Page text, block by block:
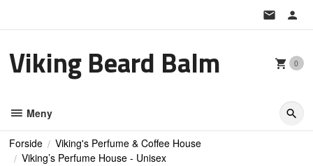
Viking Beard Balm 0
Meny
Forside
Viking's Perfume & Coffee House
Viking’s Perfume House - Unisex